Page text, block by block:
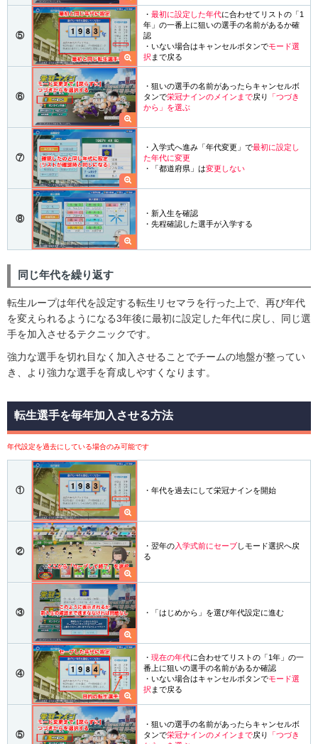
⑤
・ 最初に設定した年代に合わせてリストの「1
年」の一番上に狙いの選手の名前があるか確
認
・いない場合はキャンセルボタンでモード選
択 まで戻る
⑥
・狙いの選手の名前があったらキャンセルボ
タンで栄冠ナインのメインまで戻り
「つづき
から」を選ぶ
⑦
・入学式へ進み「年代変更」で最初に設定し
た年代に変更
・「都道府県」は変更しない
⑧
・新入生を確認
・先程確認した選手が入学する
同じ年代を繰り返す
転生ループは年代を設定する転生リセマラを行った上で、再び年代
を変えられるようになる3年後に最初に設定した年代に戻し、同じ選
手を加入させるテクニックです。
強力な選手を切れ目なく加入させることでチームの地盤が整ってい
き、より強力な選手を育成しやすくなります。
転生選手を毎年加入させる方法
年代設定を過去にしている場合のみ可能です
① ・年代を過去にして栄冠ナインを開始
②
・翌年の入学式前にセーブしモード選択へ戻
る
③ ・「はじめから」を選び年代設定に進む
④
・ 現在の年代に合わせてリストの「1年」の一
番上に狙いの選手の名前があるか確認
・いない場合はキャンセルボタンでモード選
択 まで戻る
⑤
・狙いの選手の名前があったらキャンセルボ
タンで栄冠ナインのメインまで戻り
「つづき